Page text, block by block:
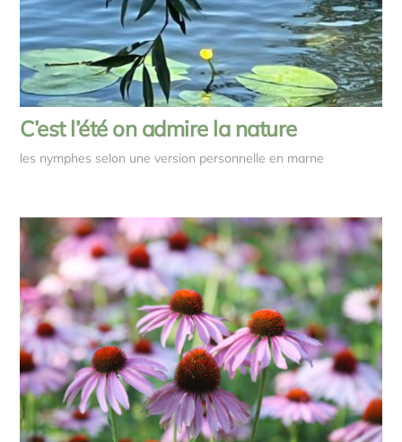
C’est l’été on admire la nature
les nymphes selon une version personnelle en marne